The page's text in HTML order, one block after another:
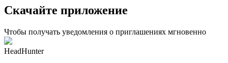
Скачайте приложение
Чтобы получать уведомления о приглашениях мгновенно
HeadHunter